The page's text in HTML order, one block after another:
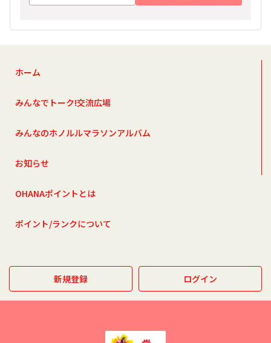
ホーム
みんなでトーク!交流広場
みんなのホノルルマラソンアルバム
お知らせ
OHANAポイントとは
ポイント/ランクについて
新規登録 ログイン